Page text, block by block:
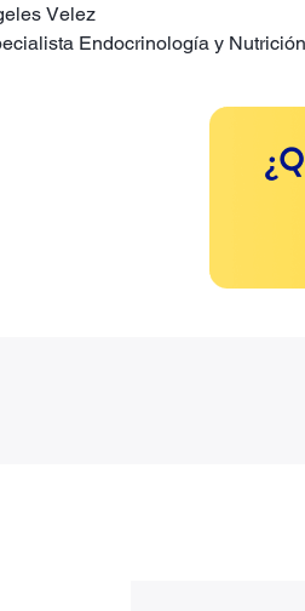
Velez
Endocrinología y Nutrición